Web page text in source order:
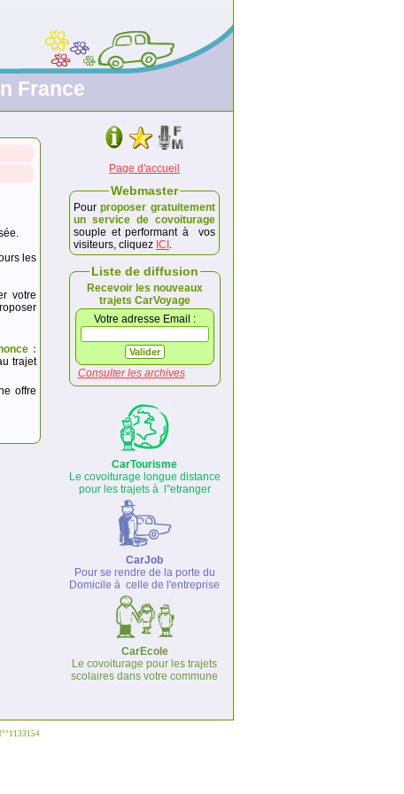
France
les
votre
:
trajet
offre
Page d'accueil
Webmaster
Pour proposer gratuitement
un service de covoiturage
souple et performant à vos
visiteurs, cliquez ICI .
Liste de diffusion
Recevoir les nouveaux
trajets CarVoyage
Votre adresse Email :
Consulter les archives
CarTourisme
Le covoiturage longue distance
pour les trajets à l''etranger
CarJob
Pour se rendre de la porte du
Domicile à celle de l'entreprise
CarEcole
Le covoiturage pour les trajets
scolaires dans votre commune